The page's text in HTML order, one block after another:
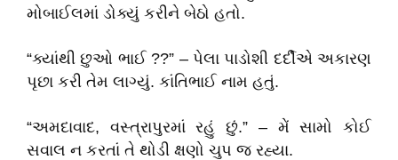
મોબાઈલમાં ડોક્યું કરીને બેઠો હતો.
“ક્યાંથી છુઓ ભાઈ ??” – પેલા પાડોશી દર્દીએ અકારણ
પૃછા કરી તેમ લાગ્યું. કાંતિભાઈ નામ હતું.
“અમદાવાદ, વસ્ત્રાપુરમાં રહું છું.” – મેં સામો કોઈ
સવાલ ન કરતાં તે થોડી ક્ષણો ચુપ જ રહ્યા.